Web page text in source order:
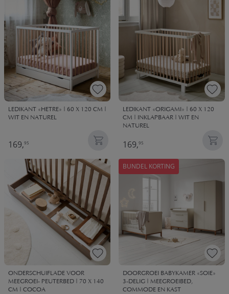
LEDIKANT «HETRE» | 60 X 120 CM |
WIT EN NATUREL
169,95
LEDIKANT «ORIGAMI» | 60 X 120
CM | INKLAPBAAR | WIT EN
NATUREL
169,95
ONDERSCHUIFLADE VOOR
MEEGROEI- PEUTERBED | 70 X 140
CM | COCOA
BUNDEL KORTING
DOORGROEI BABYKAMER «SOIE»
3-DELIG | MEEGROEIBED,
COMMODE EN KAST